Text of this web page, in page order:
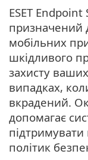
ESET
призначений
мобільних
шкідливого
захисту
випадках,
вкрадений.
допомагає
підтримувати
політик